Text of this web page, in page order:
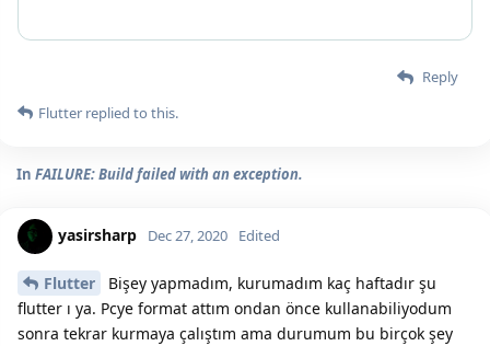
Reply
Flutter replied to this.
In FAILURE: Build failed with an exception.
yasirsharp Dec 27, 2020 Edited
Flutter
Bişey yapmadım, kurumadım kaç haftadır şu
flutter ı ya. Pcye format attım ondan önce kullanabiliyodum
sonra tekrar kurmaya çalıştım ama durumum bu birçok şey